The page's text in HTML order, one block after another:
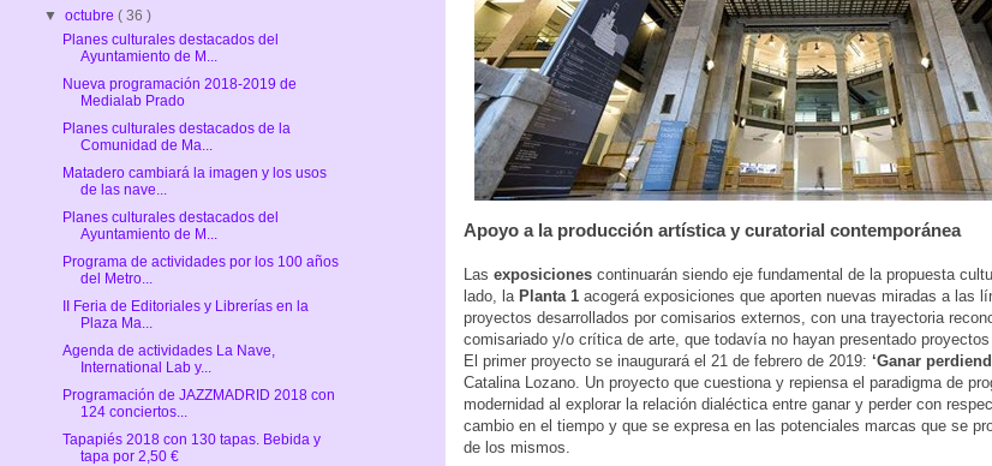
Apoyo a la producción artística y curatorial contemporánea
Las exposiciones continuarán siendo eje fundamental de la propuesta
lado, la Planta 1 acogerá exposiciones que aporten nuevas miradas a las
proyectos desarrollados por comisarios externos, con una trayectoria
comisariado y/o crítica de arte, que todavía no hayan presentado proyectos
El primer proyecto se inaugurará el 21 de febrero de 2019: ‘Ganar
Catalina Lozano. Un proyecto que cuestiona y repiensa el paradigma de
modernidad al explorar la relación dialéctica entre ganar y perder con
cambio en el tiempo y que se expresa en las potenciales marcas que se
de los mismos.
▼octubre( 36 )
Planes culturales destacados del
Ayuntamiento de M...
Nueva programación 2018-2019 de
Medialab Prado
Planes culturales destacados de la
Comunidad de Ma...
Matadero cambiará la imagen y los usos
de las nave...
Planes culturales destacados del
Ayuntamiento de M...
Programa de actividades por los 100 años
del Metro...
II Feria de Editoriales y Librerías en la
Plaza Ma...
Agenda de actividades La Nave,
International Lab y...
Programación de JAZZMADRID 2018 con
124 conciertos...
Tapapiés 2018 con 130 tapas. Bebida y
tapa por 2,50 €